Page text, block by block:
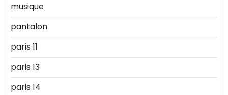
musique
pantalon
paris 11
paris 13
paris 14